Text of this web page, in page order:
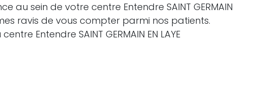
sein de votre centre Entendre SAINT GERMAIN
ravis de vous compter parmi nos patients.
Entendre SAINT GERMAIN EN LAYE